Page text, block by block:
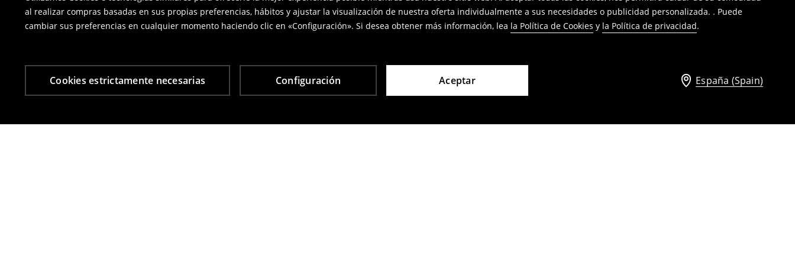
al realizar compras basadas en sus propias preferencias, hábitos y ajustar la visualización de nuestra oferta individualmente a sus necesidades o publicidad personalizada. . Puede
cambiar sus preferencias en cualquier momento haciendo clic en «Configuración». Si desea obtener más información, lea la Política de Cookies y la Política de privacidad.
Cookies estrictamente necesarias Configuración Aceptar España (Spain)